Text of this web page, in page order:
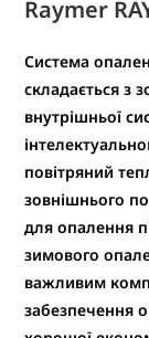
Raymer
Система
складається з
внутрішньої
повітряний
зовнішнього
для опалення
зимового
важливим
забезпечення